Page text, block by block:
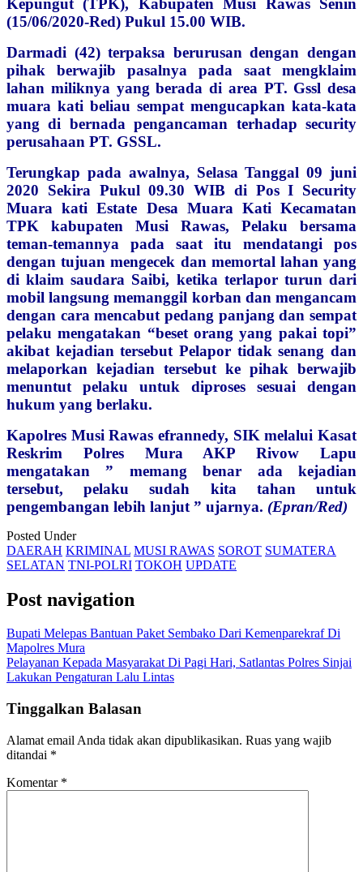
(15/06/2020-Red) Pukul 15.00 WIB.
Darmadi (42) terpaksa berurusan dengan dengan
pihak berwajib pasalnya pada saat mengklaim
lahan miliknya yang berada di area PT. Gssl desa
muara kati beliau sempat mengucapkan kata-kata
yang di bernada pengancaman terhadap security
perusahaan PT. GSSL.
Terungkap pada awalnya, Selasa Tanggal 09 juni
2020 Sekira Pukul 09.30 WIB di Pos I Security
Muara kati Estate Desa Muara Kati Kecamatan
TPK kabupaten Musi Rawas, Pelaku bersama
teman-temannya pada saat itu mendatangi pos
dengan tujuan mengecek dan memortal lahan yang
di klaim saudara Saibi, ketika terlapor turun dari
mobil langsung memanggil korban dan mengancam
dengan cara mencabut pedang panjang dan sempat
pelaku mengatakan “beset orang yang pakai topi”
akibat kejadian tersebut Pelapor tidak senang dan
melaporkan kejadian tersebut ke pihak berwajib
menuntut pelaku untuk diproses sesuai dengan
hukum yang berlaku.
Kapolres Musi Rawas efrannedy, SIK melalui Kasat
Reskrim Polres Mura AKP Rivow Lapu
mengatakan ” memang benar ada kejadian
tersebut, pelaku sudah kita tahan untuk
pengembangan lebih lanjut ” ujarnya. (Epran/Red)
Posted Under
DAERAH KRIMINAL MUSI RAWAS SOROT SUMATERA
SELATAN TNI-POLRI TOKOH UPDATE
Post navigation
Bupati Melepas Bantuan Paket Sembako Dari Kemenparekraf Di
Mapolres Mura
Pelayanan Kepada Masyarakat Di Pagi Hari, Satlantas Polres Sinjai
Lakukan Pengaturan Lalu Lintas
Tinggalkan Balasan
Alamat email Anda tidak akan dipublikasikan. Ruas yang wajib
ditandai *
Komentar *